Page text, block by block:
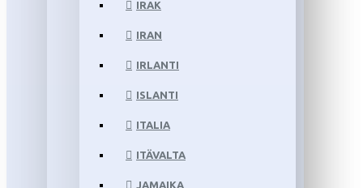
IRAK
IRAN
IRLANTI
ISLANTI
ITALIA
ITÄVALTA
JAMAIKA